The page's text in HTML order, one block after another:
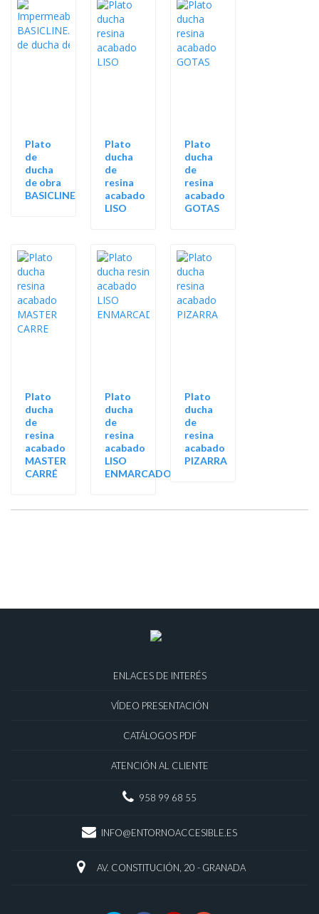
Plato
de
ducha
de obra
BASICLINE
Plato
ducha
de
resina
acabado
LISO
Plato
ducha
de
resina
acabado
GOTAS
Plato
ducha
de
resina
acabado
MASTER
CARRÉ
Plato
ducha
de
resina
acabado
LISO
ENMARCADO
Plato
ducha
de
resina
acabado
PIZARRA
ENLACES DE INTERÉS
VÍDEO PRESENTACIÓN
CATÁLOGOS PDF
ATENCIÓN AL CLIENTE
958 99 68 55
INFO@ENTORNOACCESIBLE.ES
AV. CONSTITUCIÓN, 20 - GRANADA